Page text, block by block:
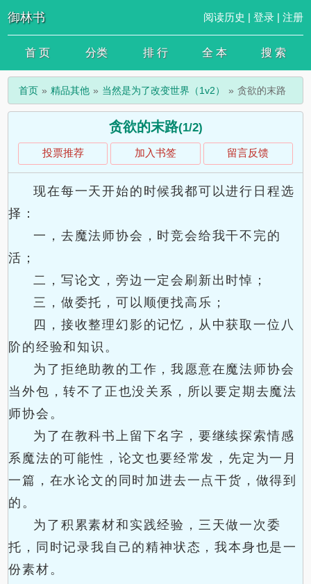
御林书 阅读历史 | 登录| 注册
首 页 分类 排 行 全 本 搜 索
首页 精品其他 当然是为了改变世界（1v2） 贪欲的末路
贪欲的末路(1/2)
投票推荐 加入书签 留言反馈
现在每一天开始的时候我都可以进行日程选
择：
一，去魔法师协会，时竞会给我干不完的
活；
二，写论文，旁边一定会刷新出时悼；
三，做委托，可以顺便找高乐；
四，接收整理幻影的记忆，从中获取一位八
阶的经验和知识。
为了拒绝助教的工作，我愿意在魔法师协会
当外包，转不了正也没关系，所以要定期去魔法
师协会。
为了在教科书上留下名字，要继续探索情感
系魔法的可能性，论文也要经常发，先定为一月
一篇，在水论文的同时加进去一点干货，做得到
的。
为了积累素材和实践经验，三天做一次委
托，同时记录我自己的精神状态，我本身也是一
份素材。